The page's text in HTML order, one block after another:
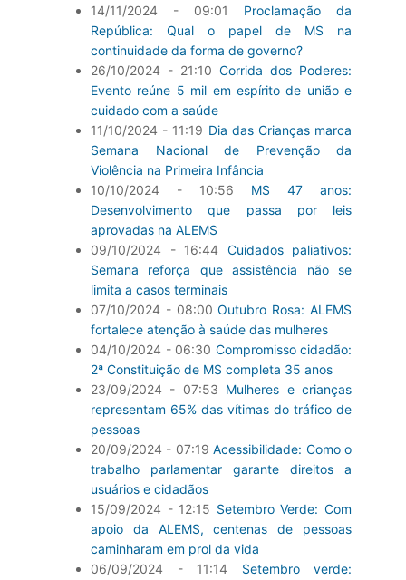
14/11/2024 - 09:01 Proclamação da
República: Qual o papel de MS na
continuidade da forma de governo?
26/10/2024 - 21:10 Corrida dos Poderes:
Evento reúne 5 mil em espírito de união e
cuidado com a saúde
11/10/2024 - 11:19 Dia das Crianças marca
Semana Nacional de Prevenção da
Violência na Primeira Infância
10/10/2024 - 10:56 MS 47 anos:
Desenvolvimento que passa por leis
aprovadas na ALEMS
09/10/2024 - 16:44 Cuidados paliativos:
Semana reforça que assistência não se
limita a casos terminais
07/10/2024 - 08:00Outubro Rosa: ALEMS
fortalece atenção à saúde das mulheres
04/10/2024 - 06:30 Compromisso cidadão:
2ª Constituição de MS completa 35 anos
23/09/2024 - 07:53 Mulheres e crianças
representam 65% das vítimas do tráfico de
pessoas
20/09/2024 - 07:19Acessibilidade: Como o
trabalho parlamentar garante direitos a
usuários e cidadãos
15/09/2024 - 12:15 Setembro Verde: Com
apoio da ALEMS, centenas de pessoas
caminharam em prol da vida
06/09/2024 - 11:14 Setembro verde: